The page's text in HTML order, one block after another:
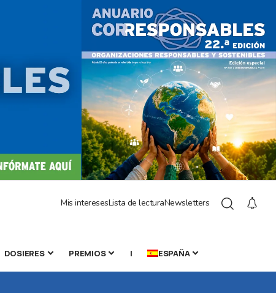
Mis interesesLista de lecturaNewsletters
DOSIERES PREMIOS | ESPAÑA